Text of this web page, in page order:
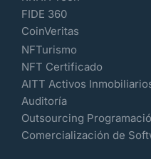
FIDE 360
CoinVeritas
NFTurismo
NFT Certificado
AITT Activos
Auditoría
Outsourcing
Comercialización de